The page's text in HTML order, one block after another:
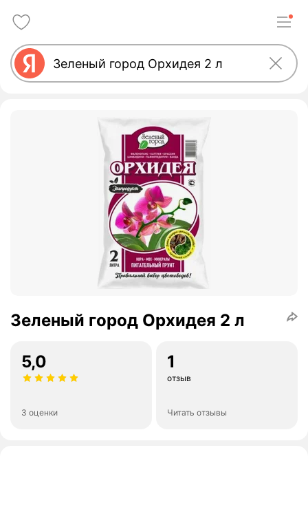
Зеленый город Орхидея 2 л
5,0
3 оценки
1
отзыв
Читать отзывы